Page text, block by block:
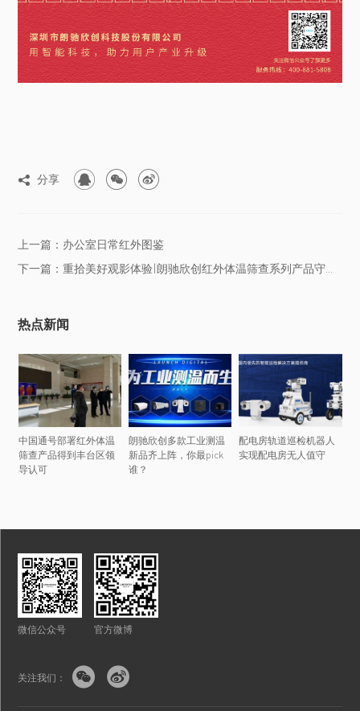
 分享   
上一篇：办公室日常红外图鉴
热点新闻
中国通号部署红外体温
筛查产品得到丰台区领
导认可
朗驰欣创多款工业测温
新品齐上阵，你最pick
谁？
配电房轨道巡检机器人
实现配电房无人值守
微信公众号 官方微博
关注我们：  